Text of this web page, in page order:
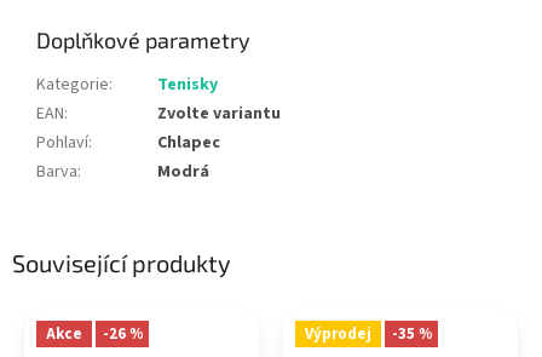
Související produkty
Akce -26 % Výprodej -35 %
Doplňkové parametry
Kategorie:
Tenisky
EAN:
Zvolte variantu
Pohlaví:
Chlapec
Barva: Modrá